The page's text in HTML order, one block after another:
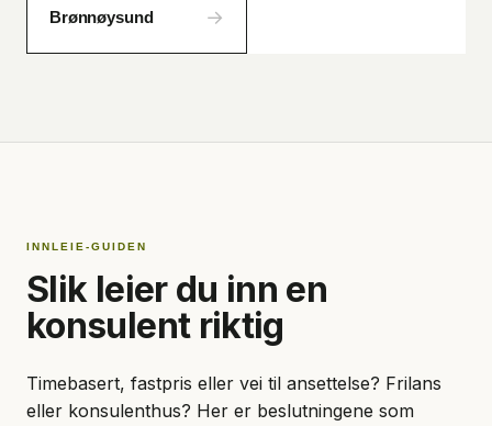
Brønnøysund →
INNLEIE-GUIDEN
Slik leier du inn en
konsulent riktig
Timebasert, fastpris eller vei til ansettelse? Frilans
eller konsulenthus? Her er beslutningene som